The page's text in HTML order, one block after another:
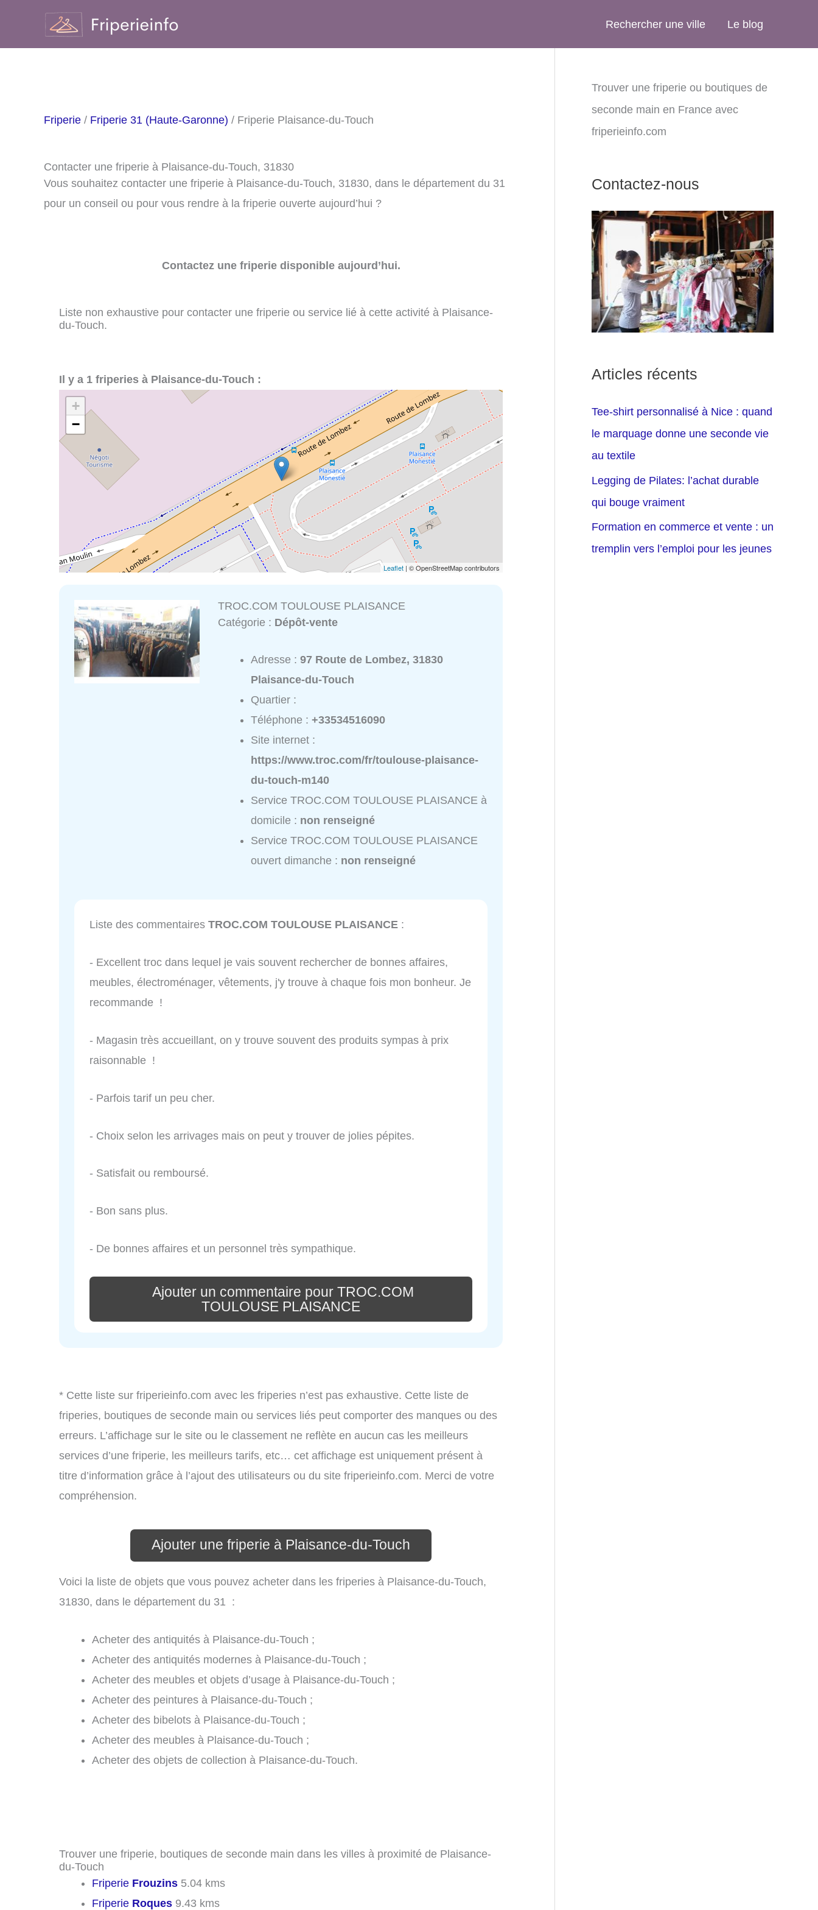
contenu
Rechercher une ville Le blog
Friperie / Friperie 31 (Haute-Garonne) / Friperie Plaisance-du-Touch
Contacter une friperie à Plaisance-du-Touch, 31830
Vous souhaitez contacter une friperie à Plaisance-du-Touch, 31830, dans le département du 31
pour un conseil ou pour vous rendre à la friperie ouverte aujourd’hui ?
Contactez une friperie disponible aujourd’hui.
Liste non exhaustive pour contacter une friperie ou service lié à cette activité à Plaisance-
du-Touch.
Il y a 1 friperies à Plaisance-du-Touch :
+
−
Leaflet | © OpenStreetMap contributors
TROC.COM TOULOUSE PLAISANCE
Catégorie : Dépôt-vente
Adresse :97 Route de Lombez, 31830
Plaisance-du-Touch
Quartier :
Téléphone :+33534516090
Site internet :
https://www.troc.com/fr/toulouse-plaisance-
du-touch-m140
Service TROC.COM TOULOUSE PLAISANCE à
domicile : non renseigné
Service TROC.COM TOULOUSE PLAISANCE
ouvert dimanche : non renseigné
Liste des commentaires TROC.COM TOULOUSE PLAISANCE :
- Excellent troc dans lequel je vais souvent rechercher de bonnes affaires,
meubles, électroménager, vêtements, j'y trouve à chaque fois mon bonheur. Je
recommande !
- Magasin très accueillant, on y trouve souvent des produits sympas à prix
raisonnable !
- Parfois tarif un peu cher.
- Choix selon les arrivages mais on peut y trouver de jolies pépites.
- Satisfait ou remboursé.
- Bon sans plus.
- De bonnes affaires et un personnel très sympathique.
Ajouter un commentaire pour TROC.COM
TOULOUSE PLAISANCE
* Cette liste sur friperieinfo.com avec les friperies n’est pas exhaustive. Cette liste de
friperies, boutiques de seconde main ou services liés peut comporter des manques ou des
erreurs. L’affichage sur le site ou le classement ne reflète en aucun cas les meilleurs
services d’une friperie, les meilleurs tarifs, etc… cet affichage est uniquement présent à
titre d’information grâce à l’ajout des utilisateurs ou du site friperieinfo.com. Merci de votre
compréhension.
Ajouter une friperie à Plaisance-du-Touch
Voici la liste de objets que vous pouvez acheter dans les friperies à Plaisance-du-Touch,
31830, dans le département du 31 :
Acheter des antiquités à Plaisance-du-Touch ;
Acheter des antiquités modernes à Plaisance-du-Touch ;
Acheter des meubles et objets d’usage à Plaisance-du-Touch ;
Acheter des peintures à Plaisance-du-Touch ;
Acheter des bibelots à Plaisance-du-Touch ;
Acheter des meubles à Plaisance-du-Touch ;
Acheter des objets de collection à Plaisance-du-Touch.
Trouver une friperie, boutiques de seconde main dans les villes à proximité de Plaisance-
du-Touch
Friperie Frouzins 5.04 kms
Friperie Roques 9.43 kms
Trouver une friperie ou boutiques de
seconde main en France avec
friperieinfo.com
Contactez-nous
Articles récents
Tee-shirt personnalisé à Nice : quand
le marquage donne une seconde vie
au textile
Legging de Pilates: l’achat durable
qui bouge vraiment
Formation en commerce et vente : un
tremplin vers l’emploi pour les jeunes